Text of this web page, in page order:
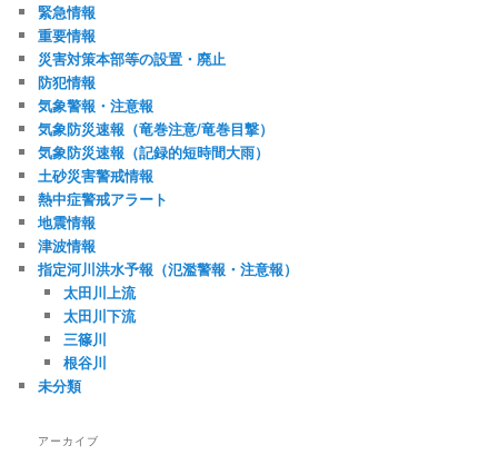
緊急情報
重要情報
災害対策本部等の設置・廃止
防犯情報
気象警報・注意報
気象防災速報（竜巻注意/竜巻目撃）
気象防災速報（記録的短時間大雨）
土砂災害警戒情報
熱中症警戒アラート
地震情報
津波情報
指定河川洪水予報（氾濫警報・注意報）
太田川上流
太田川下流
三篠川
根谷川
未分類
アーカイブ